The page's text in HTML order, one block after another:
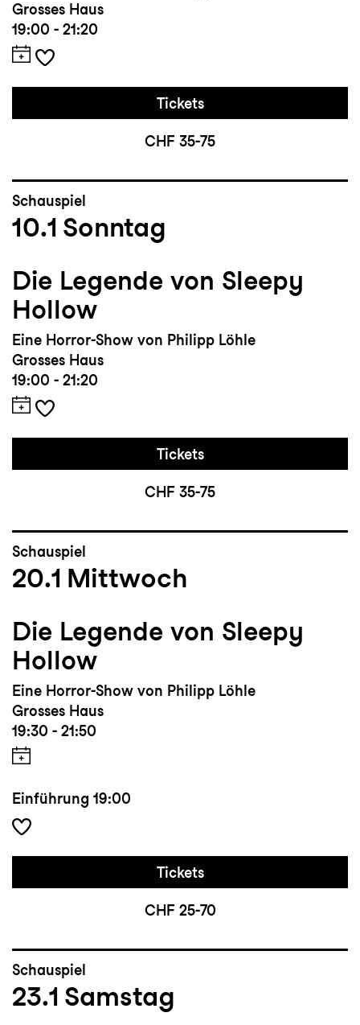
Grosses Haus
19:00 - 21:20
Tickets
CHF 35-75
Schauspiel
10.1 Sonntag
Die Legende von Sleepy
Hollow
Eine Horror-Show von Philipp Löhle
Grosses Haus
19:00 - 21:20
Tickets
CHF 35-75
Schauspiel
20.1 Mittwoch
Die Legende von Sleepy
Hollow
Eine Horror-Show von Philipp Löhle
Grosses Haus
19:30 - 21:50
Einführung 19:00
Tickets
CHF 25-70
Schauspiel
23.1 Samstag